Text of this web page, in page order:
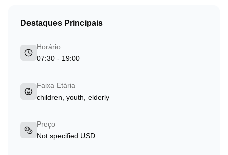
Destaques Principais
Horário
07:30 - 19:00
Faixa Etária
children, youth, elderly
Preço
Not specified USD